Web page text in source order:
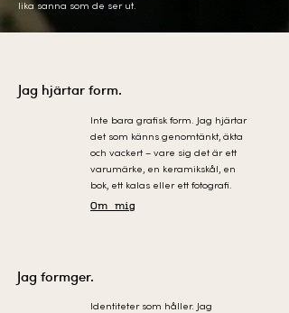
lika sanna som de ser ut.
Jag hjärtar form.
Inte bara grafisk form. Jag hjärtar
det som känns genomtänkt, äkta
och vackert – vare sig det är ett
varumärke, en keramikskål, en
bok, ett kalas eller ett fotografi.
Om mig
Jag formger.
Identiteter som håller. Jag